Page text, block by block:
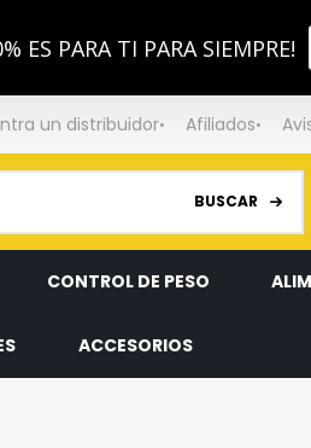
ES PARA TI PARA SIEMPRE!
un distribuidor Afiliados
BUSCAR
CONTROL DE PESO
ACCESORIOS